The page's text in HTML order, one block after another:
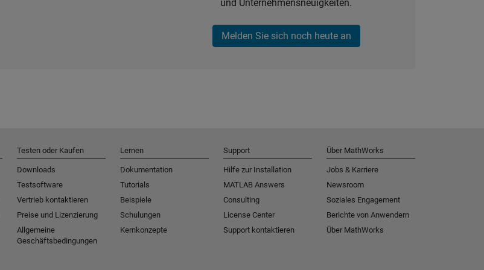
und Unternehmensneuigkeiten.
Melden Sie sich noch heute an
Testen oder Kaufen
Downloads
Testsoftware
Vertrieb kontaktieren
Preise und Lizenzierung
Allgemeine
Geschäftsbedingungen
Lernen
Dokumentation
Tutorials
Beispiele
Schulungen
Kernkonzepte
Support
Hilfe zur Installation
MATLAB Answers
Consulting
License Center
Support kontaktieren
Über MathWorks
Jobs & Karriere
Newsroom
Soziales Engagement
Berichte von Anwendern
Über MathWorks